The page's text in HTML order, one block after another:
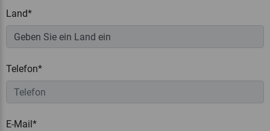
Land*
Telefon*
E-Mail*